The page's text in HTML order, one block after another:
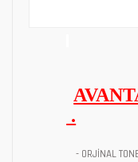
.
- ORJİNAL